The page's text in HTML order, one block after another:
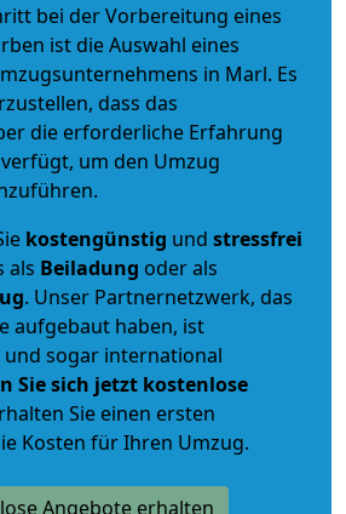
bei der Vorbereitung eines
ist die Auswahl eines
in Marl. Es
dass das
die erforderliche Erfahrung
um den Umzug
kostengünstig und stressfrei
als Beiladung oder als
. Unser Partnernetzwerk, das
aufgebaut haben, ist
sogar international
Sie sich jetzt kostenlose
Sie einen ersten
Kosten für Ihren Umzug.
Angebote erhalten